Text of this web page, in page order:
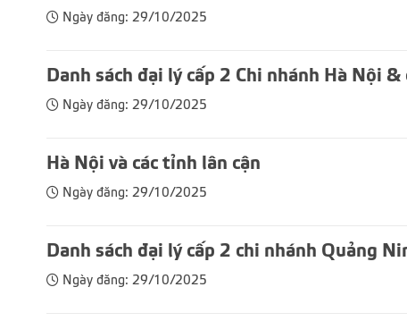
Ngày đăng: 29/10/2025
Danh sách đại lý cấp 2 Chi nhánh Hà Nội &
Ngày đăng: 29/10/2025
Hà Nội và các tỉnh lân cận
Ngày đăng: 29/10/2025
Danh sách đại lý cấp 2 chi nhánh Quảng
Ngày đăng: 29/10/2025